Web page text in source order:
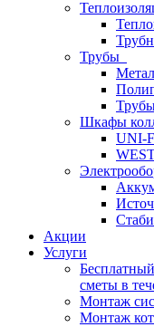
Трубы
Шкафы
UNI-
Акции
Услуги
сметы в
Монтаж
Монтаж